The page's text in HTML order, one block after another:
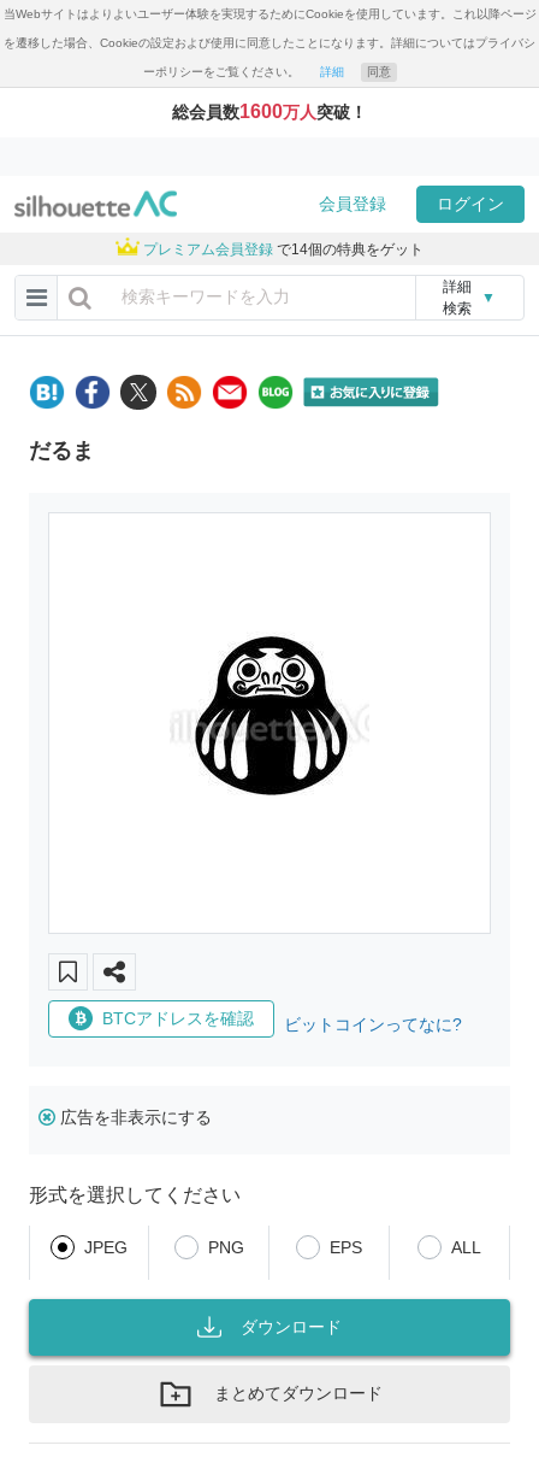
当Webサイトはよりよいユーザー体験を実現するためにCookieを使用しています。これ以降ページ
を遷移した場合、Cookieの設定および使用に同意したことになります。詳細についてはプライバシ
ーポリシーをご覧ください。 詳細 同意
総会員数1600万人突破！
会員登録 ログイン
プレミアム会員登録 で14個の特典をゲット
詳細
検索
▼
だるま
BTCアドレスを確認 ビットコインってなに?
広告を非表示にする
形式を選択してください
JPEG PNG EPS ALL
ダウンロード
まとめてダウンロード